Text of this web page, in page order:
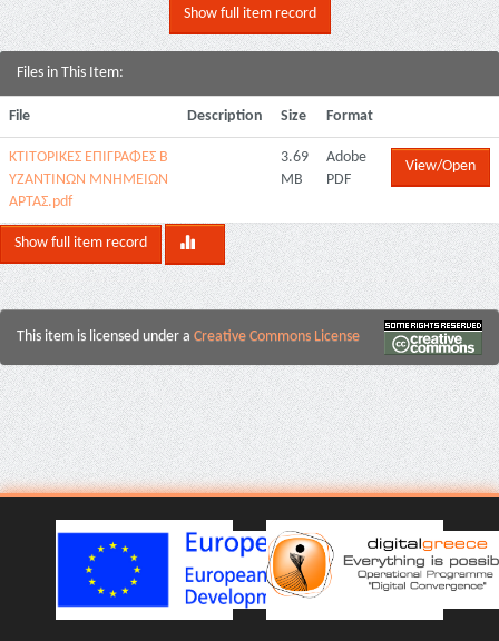
Show full item record
Files in This Item:
File Description Size Format
ΚΤΙΤΟΡΙΚΕΣ ΕΠΙΓΡΑΦΕΣ Β
ΥΖΑΝΤΙΝΩΝ ΜΝΗΜΕΙΩΝ
ΑΡΤΑΣ.pdf
3.69
MB
Adobe
PDF
View/Open
Show full item record
This item is licensed under a Creative Commons License